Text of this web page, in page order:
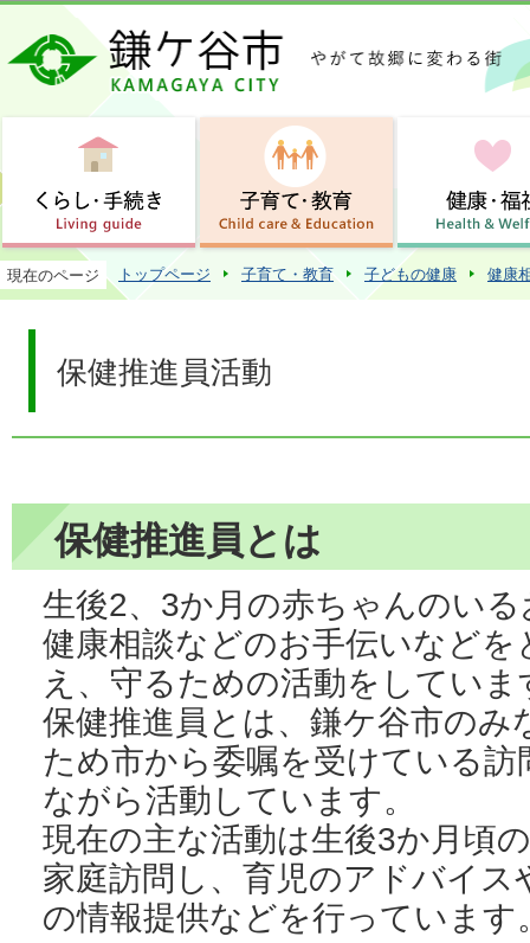
この
現在のページ トップページ 子育て・教育 子どもの健康 健康
保健推進員活動
保健推進員とは
生後2、3か月の赤ちゃんのい
健康相談などのお手伝いなど
え、守るための活動をしていま
保健推進員とは、鎌ケ谷市のみ
ため市から委嘱を受けている
ながら活動しています。
現在の主な活動は生後3か月頃
家庭訪問し、育児のアドバイ
の情報提供などを行っています